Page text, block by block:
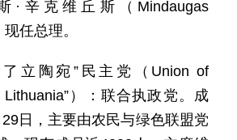
·辛克维丘斯（Mindaugas
任总理。
了立陶宛”民主党（Union of
Lithuania”）：联合执政党。成
日，主要由农民与绿色联盟党